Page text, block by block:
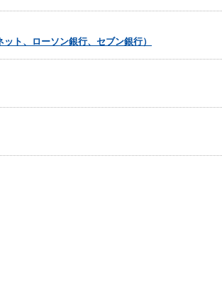
ト、ローソン銀行、セブン銀行）